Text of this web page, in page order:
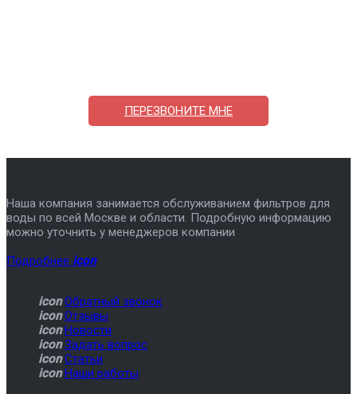
ПЕРЕЗВОНИТЕ МНЕ
Наша компания занимается обслуживанием фильтров для
воды по всей Москве и области. Подробную информацию
можно уточнить у менеджеров компании
Подробнее icon
icon Обратный звонок
icon Отзывы
icon Новости
icon Задать вопрос
icon Статьи
icon Наши работы